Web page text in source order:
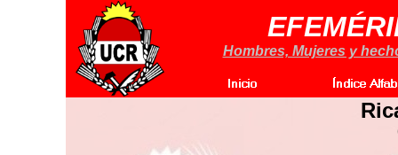
Hombres, Mujeres y